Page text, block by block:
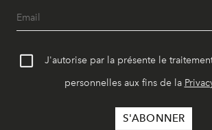
J'autorise par la présente le
personnelles aux fins de la